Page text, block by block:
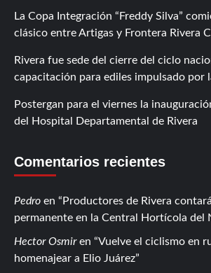
La Copa Integración “Freddy Silva”
clásico entre Artigas y Frontera Rivera
Rivera fue sede del cierre del ciclo
capacitación para ediles impulsado por
Postergan para el viernes la
del Hospital Departamental de Rivera
Comentarios recientes
Pedro en
Productores de Rivera
permanente en la Central Hortícola del
Hector Osmiren
Vuelve el ciclismo en
homenajear a Elio Juárez